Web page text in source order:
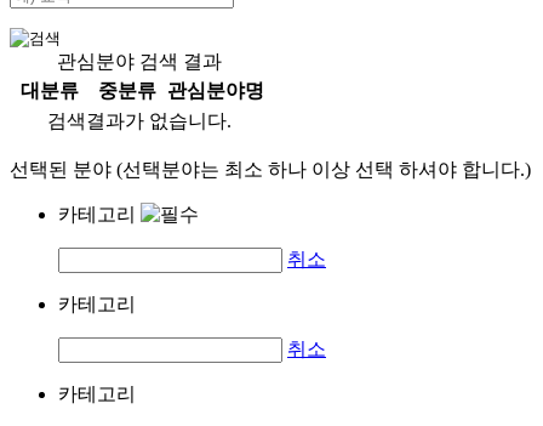
관심분야 검색 결과
대분류
중분류
관심분야명
검색결과가 없습니다.
선택된 분야 (선택분야는 최소 하나 이상 선택 하셔야 합니다.)
카테고리
취소
카테고리
취소
카테고리